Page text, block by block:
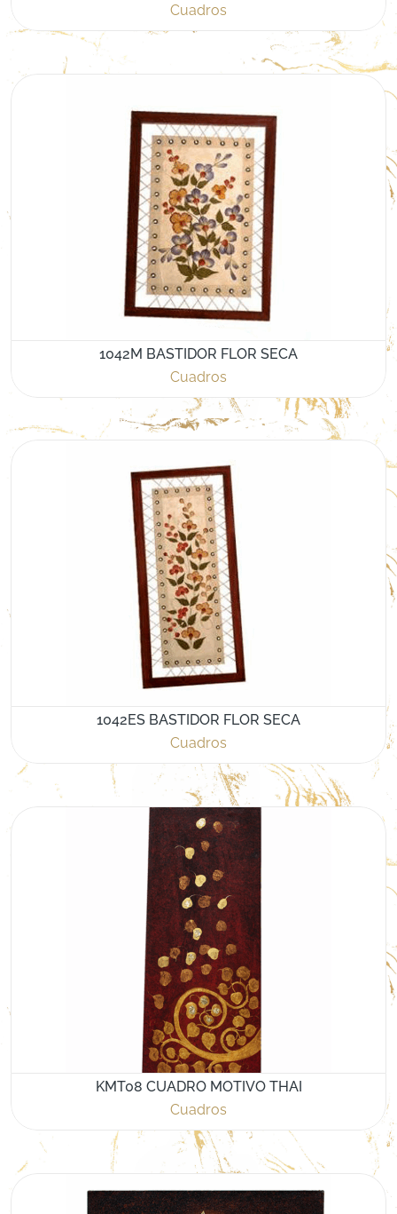
Cuadros
1042M BASTIDOR FLOR SECA
Cuadros
1042ES BASTIDOR FLOR SECA
Cuadros
KMT08 CUADRO MOTIVO THAI
Cuadros